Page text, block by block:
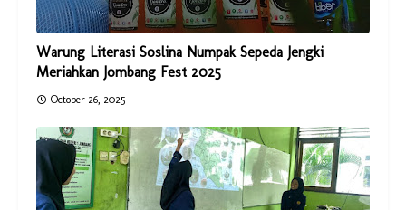
Warung Literasi Soslina Numpak Sepeda Jengki
Meriahkan Jombang Fest 2025
October 26, 2025